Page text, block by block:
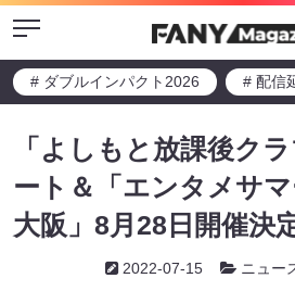
Menu
# ダブルインパクト2026 # 配信
「よしもと放課後ク
ート＆「エンタメサ
大阪」8月28日開催決
2022-07-15 ニュー